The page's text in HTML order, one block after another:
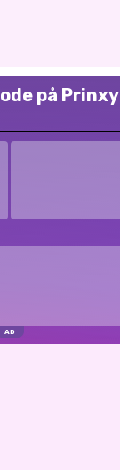
på Prinxy